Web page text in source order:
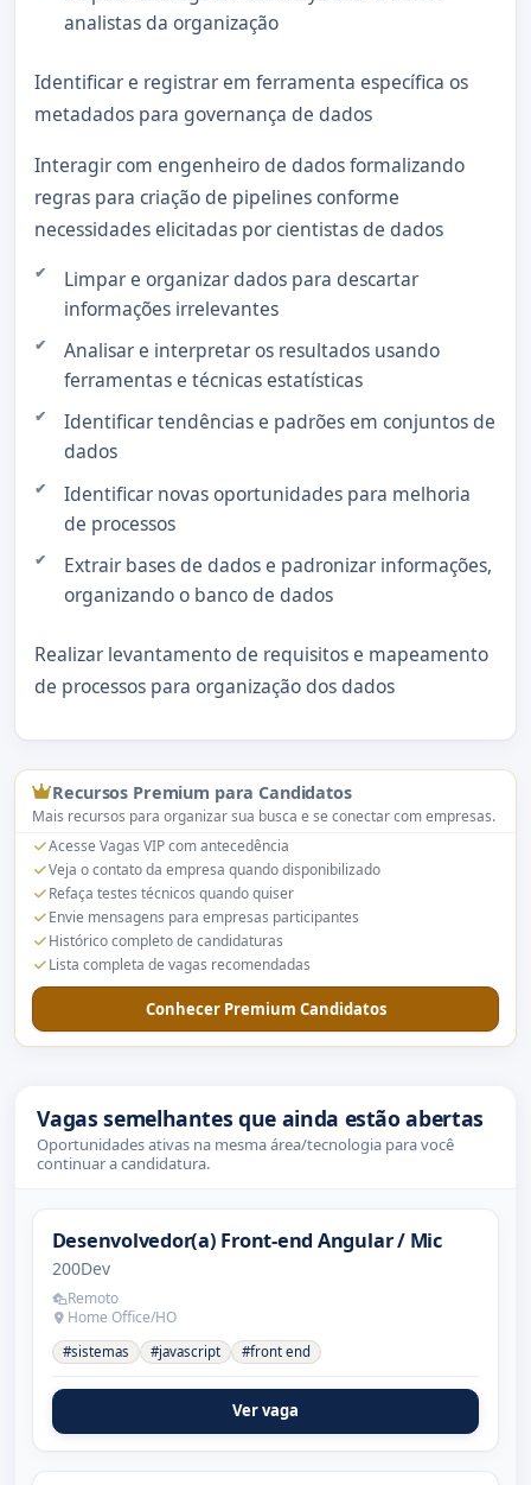
analistas da organização
Identificar e registrar em ferramenta específica os
metadados para governança de dados
Interagir com engenheiro de dados formalizando
regras para criação de pipelines conforme
necessidades elicitadas por cientistas de dados
Limpar e organizar dados para descartar
informações irrelevantes
Analisar e interpretar os resultados usando
ferramentas e técnicas estatísticas
Identificar tendências e padrões em conjuntos de
dados
Identificar novas oportunidades para melhoria
de processos
Extrair bases de dados e padronizar informações,
organizando o banco de dados
Realizar levantamento de requisitos e mapeamento
de processos para organização dos dados
Recursos Premium para Candidatos
Mais recursos para organizar sua busca e se conectar com empresas.
Acesse Vagas VIP com antecedência
Veja o contato da empresa quando disponibilizado
Refaça testes técnicos quando quiser
Envie mensagens para empresas participantes
Histórico completo de candidaturas
Lista completa de vagas recomendadas
Conhecer Premium Candidatos
Vagas semelhantes que ainda estão abertas
Oportunidades ativas na mesma área/tecnologia para você
continuar a candidatura.
Desenvolvedor(a) Front-end Angular / Mic
200Dev
Remoto
Home Office/HO
#sistemas #javascript #front end
Ver vaga